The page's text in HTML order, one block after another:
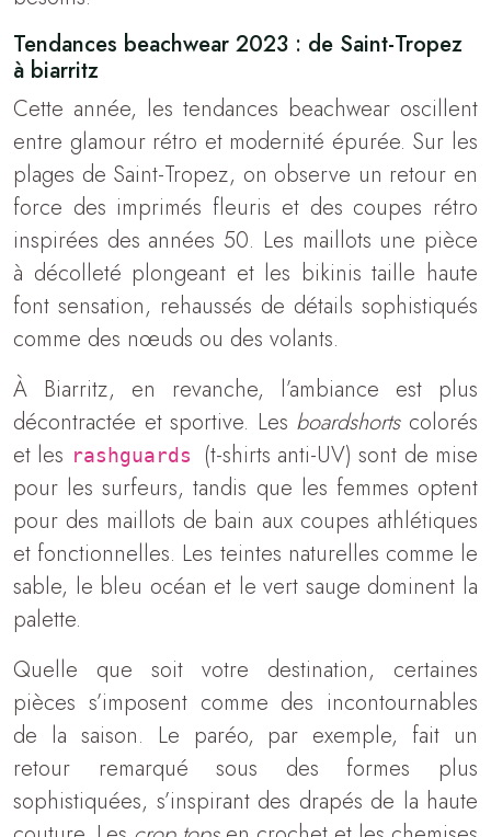
Tendances beachwear 2023 : de Saint-Tropez
à biarritz
Cette année, les tendances beachwear oscillent
entre glamour rétro et modernité épurée. Sur les
plages de Saint-Tropez, on observe un retour en
force des imprimés fleuris et des coupes rétro
inspirées des années 50. Les maillots une pièce
à décolleté plongeant et les bikinis taille haute
font sensation, rehaussés de détails sophistiqués
comme des nœuds ou des volants.
À Biarritz, en revanche, l’ambiance est plus
décontractée et sportive. Les boardshorts colorés
et les rashguards
(t-shirts anti-UV) sont de mise
pour les surfeurs, tandis que les femmes optent
pour des maillots de bain aux coupes athlétiques
et fonctionnelles. Les teintes naturelles comme le
sable, le bleu océan et le vert sauge dominent la
palette.
Quelle que soit votre destination, certaines
pièces s’imposent comme des incontournables
de la saison. Le paréo, par exemple, fait un
retour remarqué sous des formes plus
sophistiquées, s’inspirant des drapés de la haute